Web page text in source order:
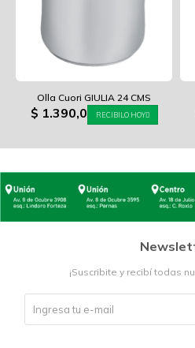
Olla Cuori GIULIA 24 CMS
$ 1.390,0 RECIBILO HOY
¡Suscribite y recibí todas